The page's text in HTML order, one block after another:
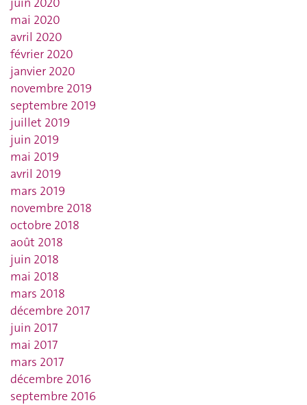
mai 2020
avril 2020
février 2020
janvier 2020
novembre 2019
septembre 2019
juillet 2019
juin 2019
mai 2019
avril 2019
mars 2019
novembre 2018
octobre 2018
août 2018
juin 2018
mai 2018
mars 2018
décembre 2017
juin 2017
mai 2017
mars 2017
décembre 2016
septembre 2016